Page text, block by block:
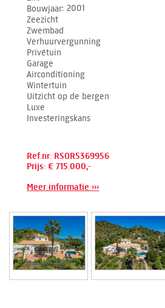
Bouwjaar 2001
Zeezicht
Zwembad
Verhuurvergunning
Privétuin
Garage
Airconditioning
Wintertuin
Uitzicht op de bergen
Luxe
Investeringskans
Ref.nr: RSOR5369956
Prijs: € 715.000,-
Meer informatie ›››